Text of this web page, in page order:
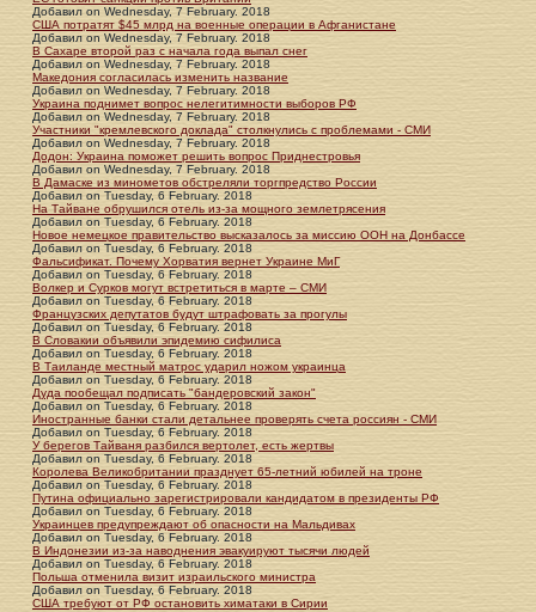
Добавил on Wednesday, 7 February. 2018
США потратят $45 млрд на военные операции в Афганистане
Добавил on Wednesday, 7 February. 2018
В Сахаре второй раз с начала года выпал снег
Добавил on Wednesday, 7 February. 2018
Македония согласилась изменить название
Добавил on Wednesday, 7 February. 2018
Украина поднимет вопрос нелегитимности выборов РФ
Добавил on Wednesday, 7 February. 2018
Участники "кремлевского доклада" столкнулись с проблемами - СМИ
Добавил on Wednesday, 7 February. 2018
Додон: Украина поможет решить вопрос Приднестровья
Добавил on Wednesday, 7 February. 2018
В Дамаске из минометов обстреляли торгпредство России
Добавил on Tuesday, 6 February. 2018
На Тайване обрушился отель из-за мощного землетрясения
Добавил on Tuesday, 6 February. 2018
Новое немецкое правительство высказалось за миссию ООН на Донбассе
Добавил on Tuesday, 6 February. 2018
Фальсификат. Почему Хорватия вернет Украине МиГ
Добавил on Tuesday, 6 February. 2018
Волкер и Сурков могут встретиться в марте – СМИ
Добавил on Tuesday, 6 February. 2018
Французских депутатов будут штрафовать за прогулы
Добавил on Tuesday, 6 February. 2018
В Словакии объявили эпидемию сифилиса
Добавил on Tuesday, 6 February. 2018
В Таиланде местный матрос ударил ножом украинца
Добавил on Tuesday, 6 February. 2018
Дуда пообещал подписать "бандеровский закон"
Добавил on Tuesday, 6 February. 2018
Иностранные банки стали детальнее проверять счета россиян - СМИ
Добавил on Tuesday, 6 February. 2018
У берегов Тайваня разбился вертолет, есть жертвы
Добавил on Tuesday, 6 February. 2018
Королева Великобритании празднует 65-летний юбилей на троне
Добавил on Tuesday, 6 February. 2018
Путина официально зарегистрировали кандидатом в президенты РФ
Добавил on Tuesday, 6 February. 2018
Украинцев предупреждают об опасности на Мальдивах
Добавил on Tuesday, 6 February. 2018
В Индонезии из-за наводнения эвакуируют тысячи людей
Добавил on Tuesday, 6 February. 2018
Польша отменила визит израильского министра
Добавил on Tuesday, 6 February. 2018
США требуют от РФ остановить химатаки в Сирии